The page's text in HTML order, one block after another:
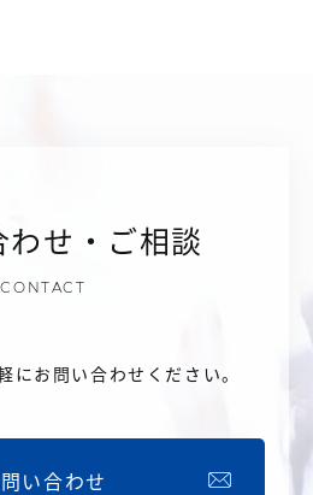
わせ・ご相談
CONTACT
にお問い合わせください。
い合わせ